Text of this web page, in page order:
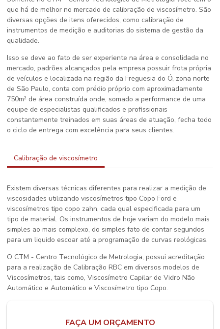
que há de melhor no mercado de calibração de viscosímetro. São
diversas opções de itens oferecidos, como calibração de
instrumentos de medição e auditorias do sistema de gestão da
qualidade.
Isso se deve ao fato de ser experiente na área e consolidada no
mercado, padrões alcançados pela empresa possuir frota própria
de veículos e localizada na região da Freguesia do Ó, zona norte
de São Paulo, conta com prédio próprio com aproximadamente
750m² de área construída onde, somado a performance de uma
equipe de especialistas qualificados e profissionais
constantemente treinados em suas áreas de atuação, fecha todo
o ciclo de entrega com excelência para seus clientes.
Calibração de viscosímetro
Existem diversas técnicas diferentes para realizar a medição de
viscosidades utilizando viscosímetros tipo Copo Ford e
viscosímetros tipo copo zahn, cada qual especificada para um
tipo de material. Os instrumentos de hoje variam do modelo mais
simples ao mais complexo, do simples fato de contar segundos
para um liquido escoar até a programação de curvas reológicas.
O CTM - Centro Tecnológico de Metrologia, possui acreditação
para a realização de Calibração RBC em diversos modelos de
Viscosímetros, tais como, Viscosímetro Capilar de Vidro Não
Automático e Automático e Viscosímetro tipo Copo.
FAÇA UM ORÇAMENTO